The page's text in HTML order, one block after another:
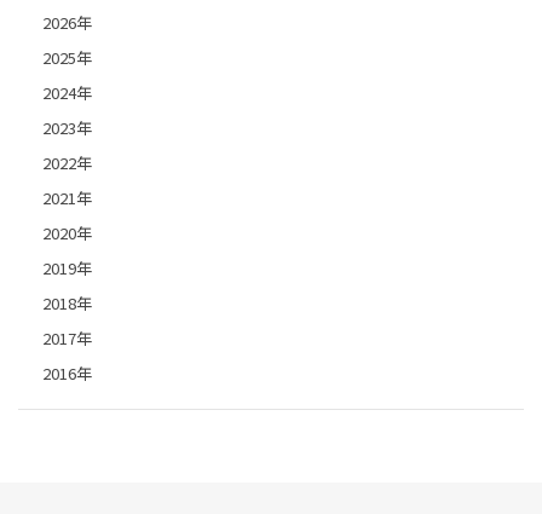
2026年
2025年
2024年
2023年
2022年
2021年
2020年
2019年
2018年
2017年
2016年